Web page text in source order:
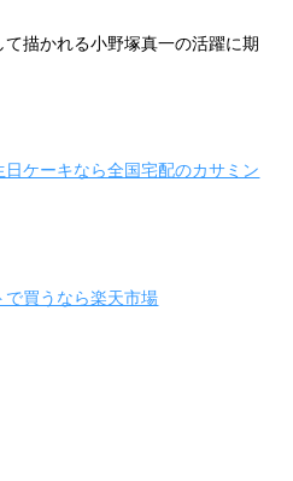
描かれる小野塚真一の活躍に期
ケーキなら全国宅配のカサミン
買うなら楽天市場